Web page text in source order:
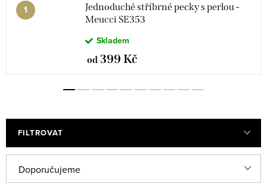
Jednoduché stříbrné pecky s perlou -
Meucci SE353
Skladem
od 399 Kč
FILTROVAT
ý
a
Doporučujeme